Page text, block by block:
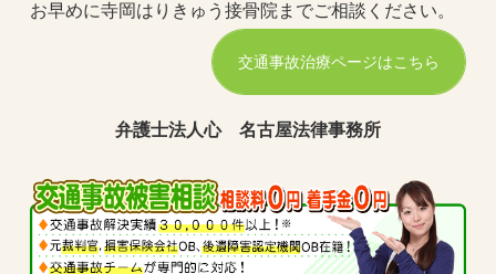
お早めに寺岡はりきゅう接骨院までご相談ください。
交通事故治療ページはこちら
弁護士法人心 名古屋法律事務所